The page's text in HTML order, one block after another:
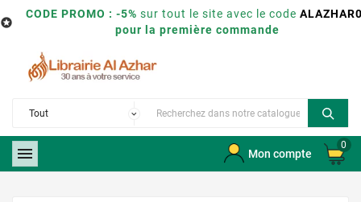

CODE PROMO : -5% sur tout le site avec le code
pour la première commande
 Mon compte
0